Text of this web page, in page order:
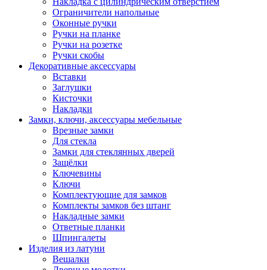
Ограничители напольные
Оконные ручки
Ручки на планке
Ручки на розетке
Ручки скобы
Декоративные аксессуары
Вставки
Заглушки
Кисточки
Накладки
Замки, ключи, аксессуары мебельные
Врезные замки
Для стекла
Замки для стеклянных дверей
Защёлки
Ключевины
Ключи
Комплектующие для замков
Комплекты замков без штанг
Накладные замки
Ответные планки
Шпингалеты
Изделия из латуни
Вешалки